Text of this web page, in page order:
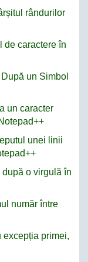
rândurilor
de caractere în
un Simbol
un caracter
unei linii
o virgulă în
număr între
excepția primei,